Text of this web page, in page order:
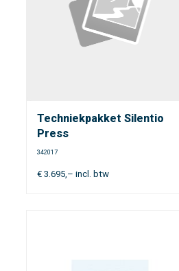
Techniekpakket Silentio
Press
342017
€ 3.695,– incl. btw